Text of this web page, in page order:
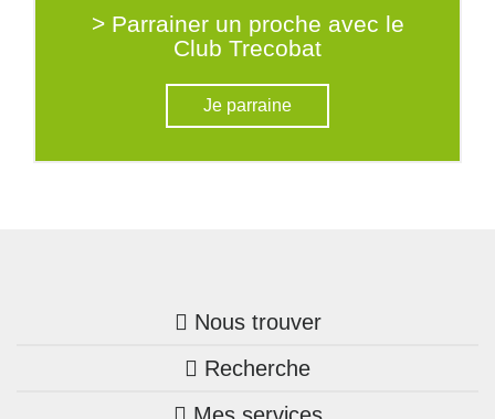
> Parrainer un proche avec le
Club Trecobat
Je parraine
Nous trouver
Trouver une agence
Recherche